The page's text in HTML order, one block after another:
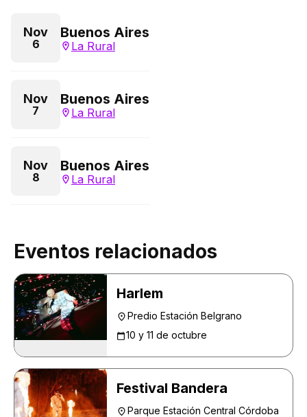
Nov
6
Buenos Aires
La Rural
Nov
7
Buenos Aires
La Rural
Nov
8
Buenos Aires
La Rural
Eventos relacionados
Harlem
Predio Estación Belgrano
10 y 11 de octubre
Festival Bandera
Parque Estación Central Córdoba